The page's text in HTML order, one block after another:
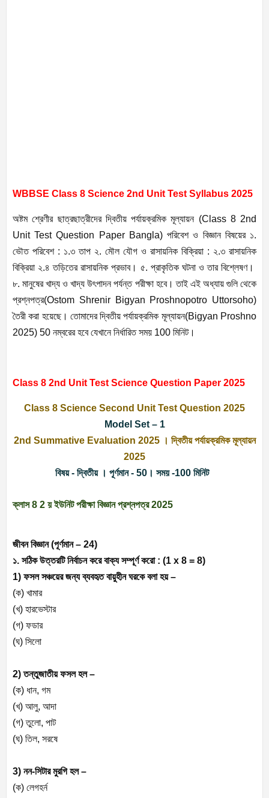
WBBSE Class 8 Science 2nd Unit Test Syllabus 2025
অষ্টম শ্রেণীর ছাত্রছাত্রীদের দ্বিতীয় পর্যায়ক্রমিক মূল্যায়ন (Class 8 2nd
Unit Test Question Paper Bangla) পরিবেশ ও বিজ্ঞান বিষয়ের ১.
ভৌত পরিবেশ : ১.৩ তাপ ২. মৌল যৌগ ও রাসায়নিক বিক্রিয়া : ২.৩ রাসায়নিক
বিক্রিয়া ২.৪ তড়িতের রাসায়নিক প্রভাব। ৫. প্রাকৃতিক ঘটনা ও তার বিশ্লেষণ।
৮. মানুষের খাদ্য ও খাদ্য উৎপাদন পর্যন্ত পরীক্ষা হবে। তাই এই অধ্যায় গুলি থেকে
প্রশ্নপত্র(Ostom Shrenir Bigyan Proshnopotro Uttorsoho)
তৈরী করা হয়েছে। তোমাদের দ্বিতীয় পর্যায়ক্রমিক মূল্যায়ন(Bigyan Proshno
2025) 50 নম্বরের হবে যেখানে নির্ধারিত সময় 100 মিনিট।
Class 8 2nd Unit Test Science Question Paper 2025
Class 8 Science Second Unit Test Question 2025
Model Set – 1
2nd Summative Evaluation 2025 । দ্বিতীয় পর্যায়ক্রমিক মূল্যায়ন
2025
বিষয় - দ্বিতীয় । পূর্ণমান - 50। সময় -100 মিনিট
ক্লাস 8 2 য় ইউনিট পরীক্ষা বিজ্ঞান প্রশ্নপত্র 2025
জীবন বিজ্ঞান (পূর্ণমান – 24)
১. সঠিক উত্তরটি নির্বাচন করে বাক্য সম্পূর্ণ করো : (1 x 8 = 8)
1) ফসল সঞ্চয়ের জন্য ব্যবহৃত বায়ুহীন ঘরকে বলা হয় –
(ক) খামার
(খ) হারভেস্টার
(গ) ফডার
(ঘ) সিলো
2) তন্তুজাতীয় ফসল হল –
(ক) ধান, গম
(খ) আলু, আদা
(গ) তুলো, পাট
(ঘ) তিল, সরষে
3) নন-সিটার মুরগি হল –
(ক) লেগহর্ন